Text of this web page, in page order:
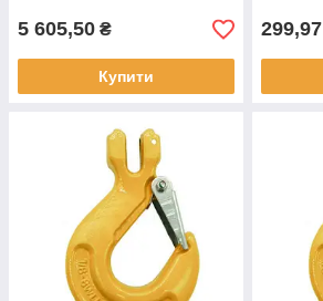
5 605,50 ₴
Купити
299,97